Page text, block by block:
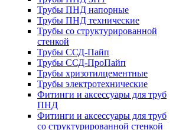
Трубы ПНД напорные
Трубы ПНД технические
Трубы со структурированной
стенкой
Трубы ССД-Пайп
Трубы ССД-ПроПайп
Трубы хризотилцементные
Трубы электротехнические
Фитинги и аксессуары для труб
ПНД
Фитинги и аксессуары для труб
со структурированной стенкой